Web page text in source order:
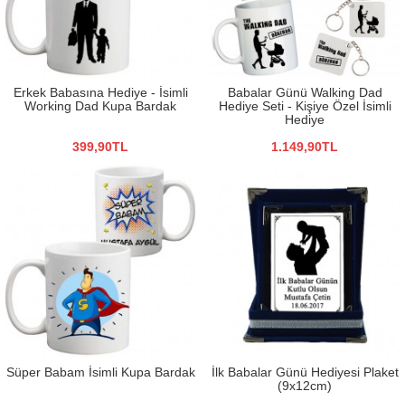
Erkek Babasına Hediye - İsimli
Working Dad Kupa Bardak
399,90TL
Babalar Günü Walking Dad
Hediye Seti - Kişiye Özel İsimli
Hediye
1.149,90TL
Süper Babam İsimli Kupa Bardak
İlk Babalar Günü Hediyesi Plaket
(9x12cm)